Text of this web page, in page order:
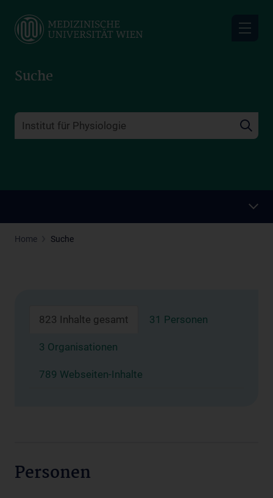
main
Suche
Home Suche
823 Inhalte gesamt 31 Personen
3 Organisationen
789 Webseiten-Inhalte
Personen